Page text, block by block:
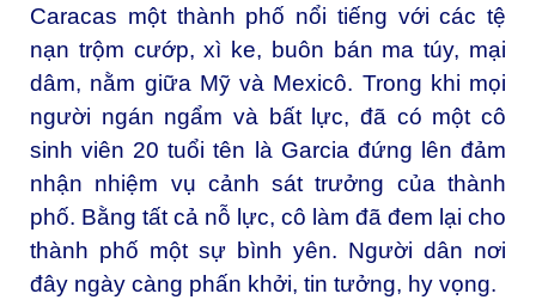
Caracas một thành phố nổi tiếng với các tệ
nạn trộm cướp, xì ke, buôn bán ma túy, mại
dâm, nằm giữa Mỹ và Mexicô. Trong khi mọi
người ngán ngẩm và bất lực, đã có một cô
sinh viên 20 tuổi tên là Garcia đứng lên đảm
nhận nhiệm vụ cảnh sát trưởng của thành
phố. Bằng tất cả nỗ lực, cô làm đã đem lại cho
thành phố một sự bình yên. Người dân nơi
đây ngày càng phấn khởi, tin tưởng, hy vọng.